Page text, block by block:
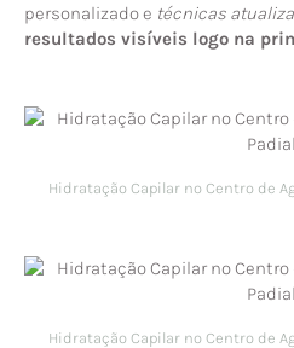
personalizado e técnicas
resultados visíveis logo na
Hidratação Capilar no Centro de
Hidratação Capilar no Centro de